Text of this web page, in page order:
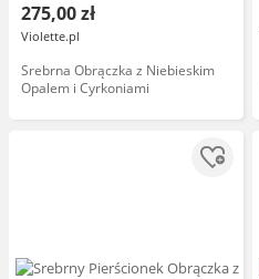
275,00 zł
Violette.pl
Srebrna Obrączka z Niebieskim
Opalem i Cyrkoniami